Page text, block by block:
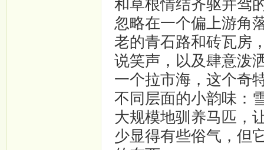
和草根情结齐驱并驾
忽略在一个偏上游角
老的青石路和砖瓦房
说笑声，以及肆意泼
一个拉市海，这个奇
不同层面的小韵味：
大规模地驯养马匹，
少显得有些俗气，但